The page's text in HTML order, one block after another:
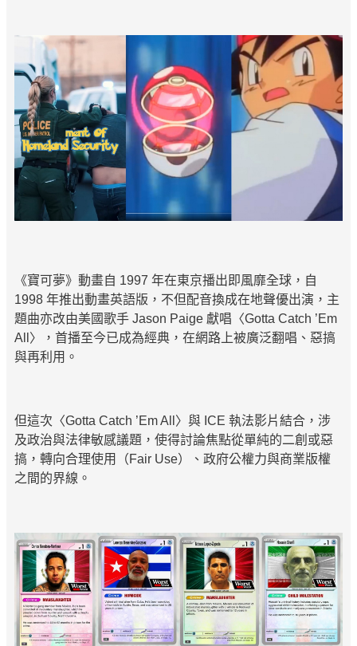
《寶可夢》動畫自 1997 年在東京播出即風靡全球，自
1998 年推出動畫英語版，不但配音換成在地聲優出演，主
題曲亦改由美國歌手 Jason Paige 獻唱〈Gotta Catch ’Em
All〉，首播至今已成為經典，在網路上被廣泛翻唱、惡搞
與再利用。
但這次〈Gotta Catch ’Em All〉與 ICE 執法影片結合，涉
及政治與法律敏感議題，使得討論焦點從單純的二創或惡
搞，轉向合理使用（Fair Use）、政府公權力與商業版權
之間的界線。